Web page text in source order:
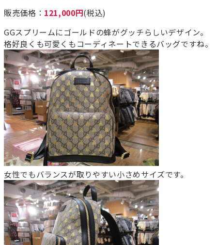
販売価格： 121,000円(税込)
GGスプリームにゴールドの蜂がグッチらしいデザイン。
格好良くも可愛くもコーディネートできるバッグですね。
女性でもバランスが取りやすい小さめサイズです。